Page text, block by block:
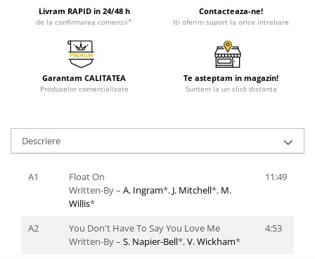
Livram RAPID in 24/48 h
de la confirmarea comenzii*
Contacteaza-ne!
Iti oferim suport la orice intrebare
Garantam CALITATEA
Produselor comercializate
Te asteptam in magazin!
Suntem la un click distanta
Descriere
A1
Float On
Written-By – A. Ingram*, J. Mitchell*, M.
Willis*
11:49
A2
You Don't Have To Say You Love Me
Written-By – S. Napier-Bell*,V. Wickham*
4:53